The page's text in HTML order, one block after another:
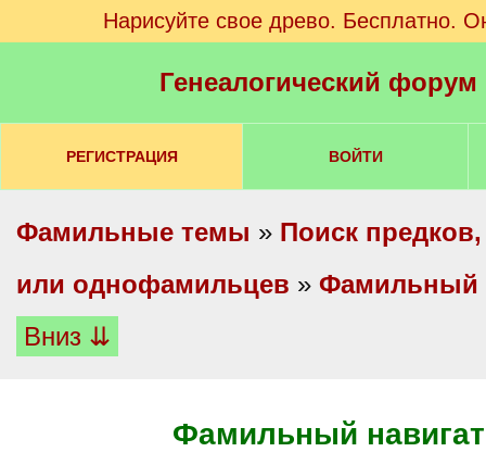
Нарисуйте свое древо. Бесплатно.
Генеалогический
РЕГИСТРАЦИЯ ВОЙТИ
Фамильные темы » Поиск
или однофамильцев » Фамильный
Вниз ⇊
Фамильный